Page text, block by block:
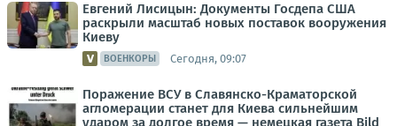
Евгений Лисицын: Документы Госдепа США
раскрыли масштаб новых поставок вооружения
Киеву
ВОЕНКОРЫ Сегодня, 09:07
Поражение ВСУ в Славянско-Краматорской
агломерации станет для Киева сильнейшим
ударом за долгое время — немецкая газета Bild